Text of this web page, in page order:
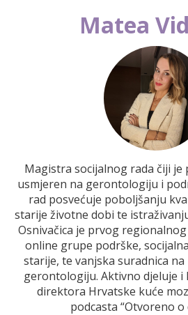
Matea
Magistra socijalnog rada čiji
usmjeren na gerontologiju i
rad posvećuje poboljšanju
starije životne dobi te
Osnivačica je prvog
online grupe podrške,
starije, te vanjska suradnica
gerontologiju. Aktivno djeluje i
direktora Hrvatske kuće
podcasta “Otvoreno o